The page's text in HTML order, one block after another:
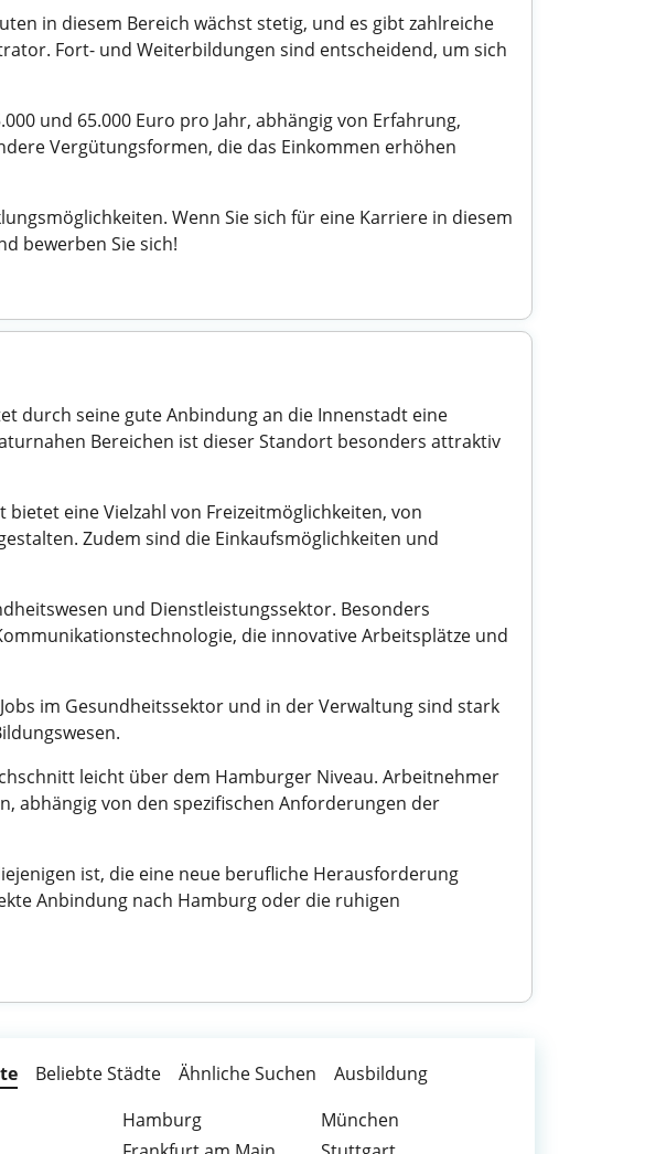
in diesem Bereich wächst stetig, und es gibt zahlreiche
Fort- und Weiterbildungen sind entscheidend, um sich
und 65.000 Euro pro Jahr, abhängig von Erfahrung,
Vergütungsformen, die das Einkommen erhöhen
Wenn Sie sich für eine Karriere in diesem
bewerben Sie sich!
durch seine gute Anbindung an die Innenstadt eine
Bereichen ist dieser Standort besonders attraktiv
eine Vielzahl von Freizeitmöglichkeiten, von
Zudem sind die Einkaufsmöglichkeiten und
und Dienstleistungssektor. Besonders
die innovative Arbeitsplätze und
im Gesundheitssektor und in der Verwaltung sind stark
leicht über dem Hamburger Niveau. Arbeitnehmer
abhängig von den spezifischen Anforderungen der
ist, die eine neue berufliche Herausforderung
Anbindung nach Hamburg oder die ruhigen
Beliebte Städte Ähnliche Suchen
Ausbildung
Hamburg
München